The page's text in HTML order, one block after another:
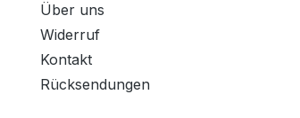
Über uns
Widerruf
Kontakt
Rücksendungen